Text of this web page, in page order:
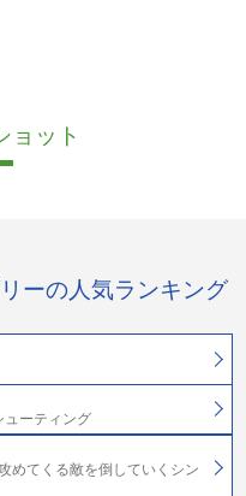
ョット
ーの人気ランキング
ューティング
めてくる敵を倒していくシン